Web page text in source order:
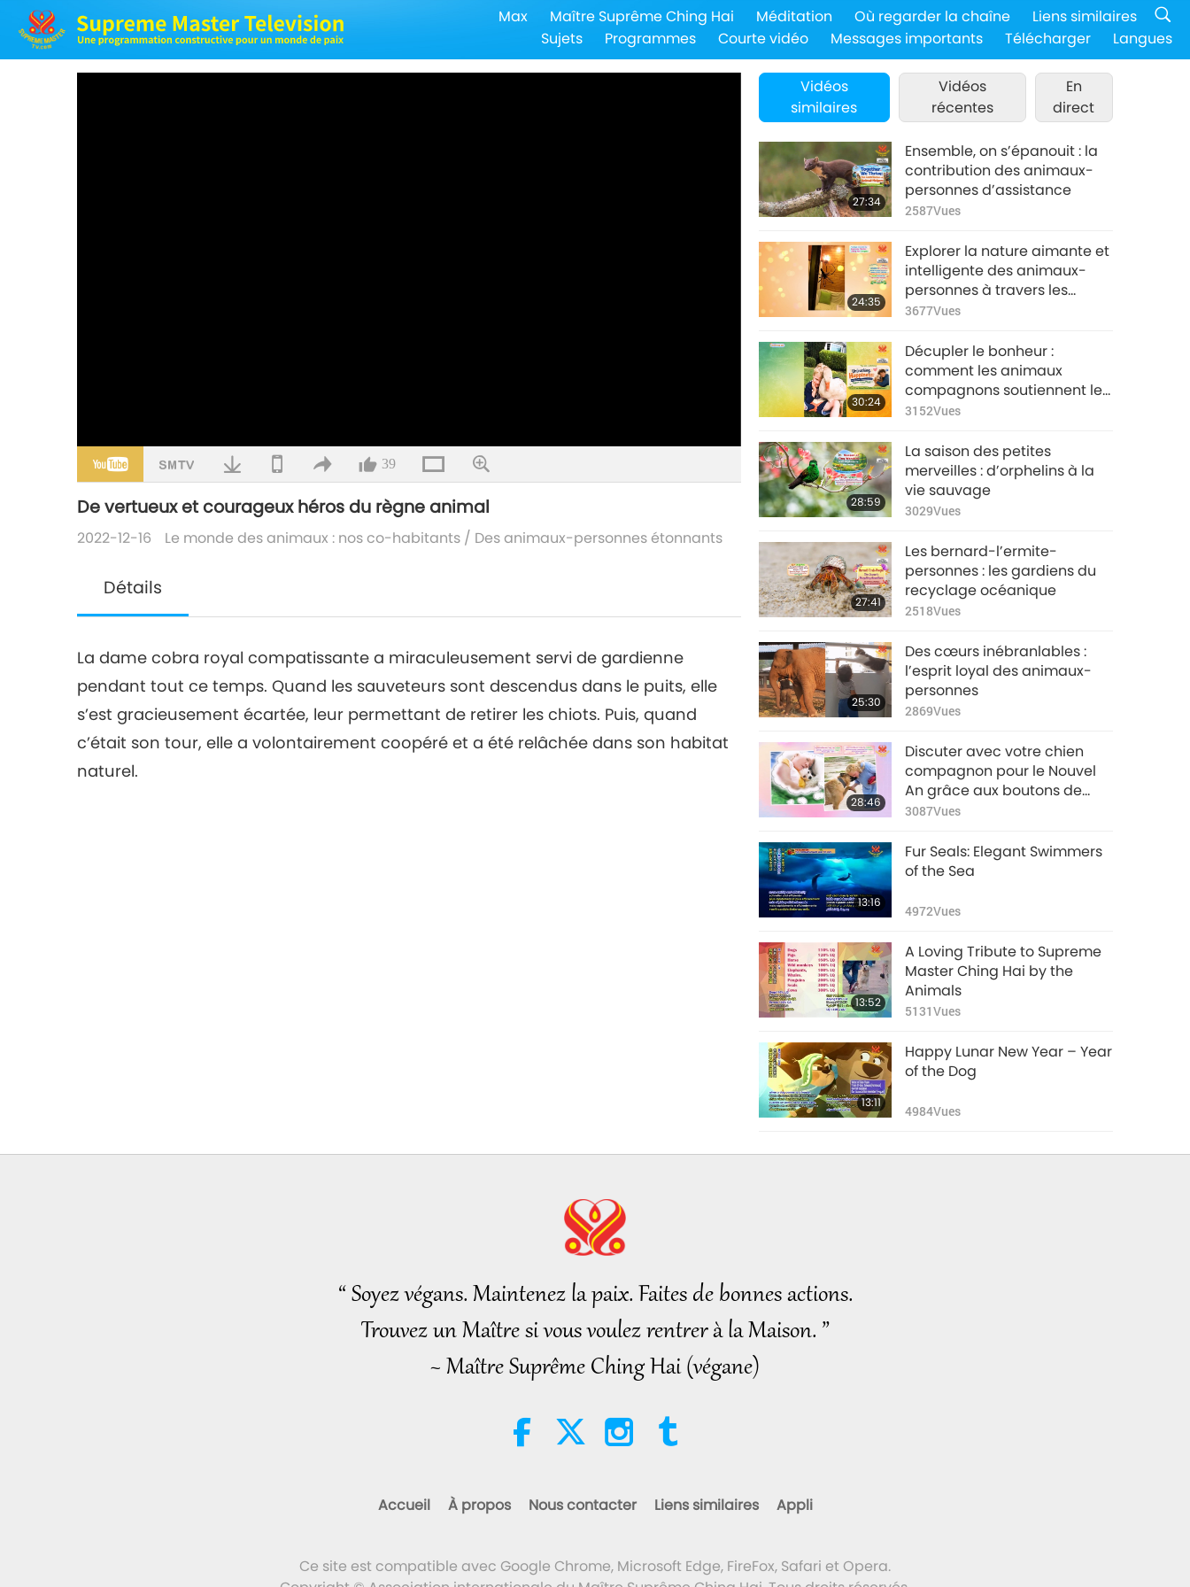
Max Maître Suprême Ching Hai Méditation Où regarder la chaîne
Liens similaires
Sujets
Programmes Courte vidéo Messages importants Télécharger Langues
39
De vertueux et courageux héros du règne animal
2022-12-16 Le monde des animaux : nos co-habitants / Des animaux-personnes étonnants
Détails
La dame cobra royal compatissante a miraculeusement servi de gardienne
pendant tout ce temps. Quand les sauveteurs sont descendus dans le puits, elle
s’est gracieusement écartée, leur permettant de retirer les chiots. Puis, quand
c’était son tour, elle a volontairement coopéré et a été relâchée dans son habitat
naturel.
Vidéos
similaires
Vidéos
récentes
En
direct
27:34
Ensemble, on s’épanouit : la
contribution des animaux-
personnes d’assistance
2587Vues
24:35
Explorer la nature aimante et
intelligente des animaux-
personnes à travers les
rencontres de Maître
: 1e partie d’une série
3677Vues
30:24
Décupler le bonheur :
comment les animaux
compagnons soutiennent les
jeunes esprits
3152Vues
28:59
La saison des petites
merveilles : d’orphelins à la
vie sauvage
3029Vues
27:41
Les bernard-l’ermite-
personnes : les gardiens du
recyclage océanique
2518Vues
25:30
Des cœurs inébranlables :
l’esprit loyal des animaux-
personnes
2869Vues
28:46
Discuter avec votre chien
compagnon pour le Nouvel
An grâce aux boutons de
communication
3087Vues
13:16
Fur Seals: Elegant Swimmers
of the Sea
4972Vues
13:52
A Loving Tribute to Supreme
Master Ching Hai by the
Animals
5131Vues
13:11
Happy Lunar New Year – Year
of the Dog
4984Vues
“ Soyez végans. Maintenez la paix. Faites de bonnes actions.
Trouvez un Maître si vous voulez rentrer à la Maison. ”
~ Maître Suprême Ching Hai (végane)
Accueil À propos Nous contacter Liens similaires Appli
Ce site est compatible avec Google Chrome, Microsoft Edge, FireFox, Safari et Opera.